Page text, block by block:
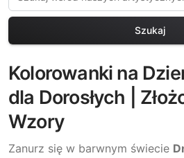
Szukaj
Kolorowanki na
dla Dorosłych |
Wzory
Zanurz się w barwnym świecie